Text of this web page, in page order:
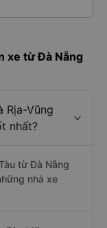
xe từ Đà Nẵng
Rịa-Vũng
nhất?
từ Đà Nẵng
nhà xe